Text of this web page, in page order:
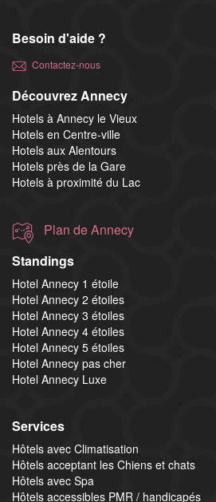
Besoin d'aide ?
Contactez-nous
Découvrez Annecy
Hotels à Annecy le Vieux
Hotels en Centre-ville
Hotels aux Alentours
Hotels près de la Gare
Hotels à proximité du Lac
Plan de Annecy
Standings
Hotel Annecy 1 étoile
Hotel Annecy 2 étoiles
Hotel Annecy 3 étoiles
Hotel Annecy 4 étoiles
Hotel Annecy 5 étoiles
Hotel Annecy pas cher
Hotel Annecy Luxe
Services
Hôtels avec Climatisation
Hôtels acceptant les Chiens et chats
Hôtels avec Spa
Hôtels accessibles PMR / handicapés